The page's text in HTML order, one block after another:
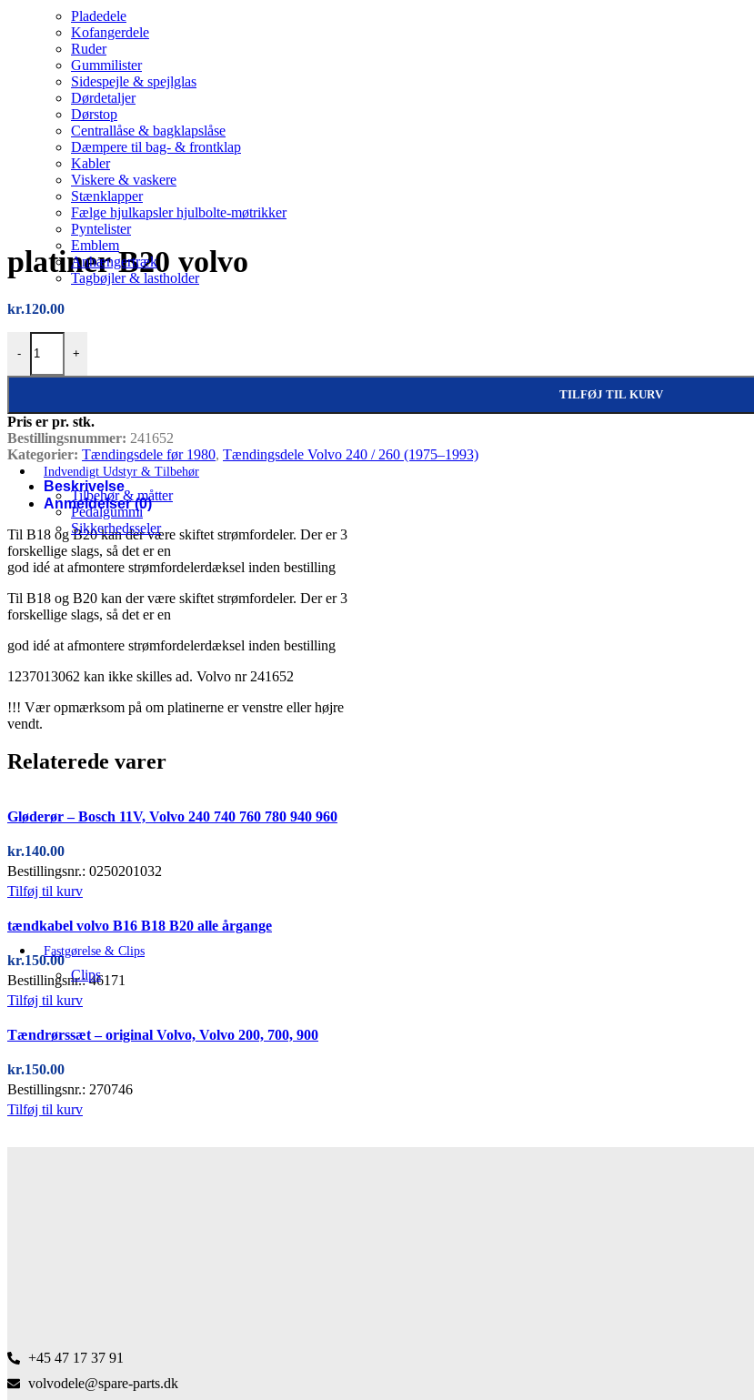
Pladedele
Kofangerdele
Ruder
Gummilister
Sidespejle & spejlglas
Dørdetaljer
Dørstop
Centrallåse & bagklapslåse
Dæmpere til bag- & frontklap
Kabler
Viskere & vaskere
Stænklapper
Fælge hjulkapsler hjulbolte-møtrikker
Pyntelister
Emblem
Anhængertræk
Tagbøjler & lastholder
Indvendigt Udstyr & Tilbehør
Tilbehør & måtter
Pedalgummi
Sikkerhedsseler
Fastgørelse & Clips
Clips
platiner B20 volvo
kr.120.00
-
platiner B20 volvo antal
+
TILFØJ TIL KURV
Pris er pr. stk.
Bestillingsnummer: 241652
Kategorier: Tændingsdele før 1980, Tændingsdele Volvo 240 / 260 (1975–1993)
Beskrivelse
Anmeldelser (0)
Til B18 og B20 kan der være skiftet strømfordeler. Der er 3
forskellige slags, så det er en
god idé at afmontere strømfordelerdæksel inden bestilling
Til B18 og B20 kan der være skiftet strømfordeler. Der er 3
forskellige slags, så det er en
god idé at afmontere strømfordelerdæksel inden bestilling
1237013062 kan ikke skilles ad. Volvo nr 241652
!!! Vær opmærksom på om platinerne er venstre eller højre
vendt.
Relaterede varer
Gløderør – Bosch 11V, Volvo 240 740 760 780 940 960
kr.140.00
Bestillingsnr.: 0250201032
Tilføj til kurv
tændkabel volvo B16 B18 B20 alle årgange
kr.150.00
Bestillingsnr.: 46171
Tilføj til kurv
Tændrørssæt – original Volvo, Volvo 200, 700, 900
kr.150.00
Bestillingsnr.: 270746
Tilføj til kurv
+45 47 17 37 91
volvodele@spare-parts.dk